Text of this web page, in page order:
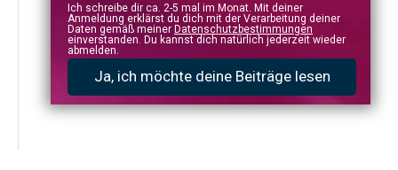
Ich schreibe dir ca. 2-5 mal im Monat. Mit deiner
Anmeldung erklärst du dich mit der Verarbeitung deiner
Daten gemäß meiner Datenschutzbestimmungen
einverstanden. Du kannst dich natürlich jederzeit wieder
abmelden.
Ja, ich möchte deine Beiträge lesen